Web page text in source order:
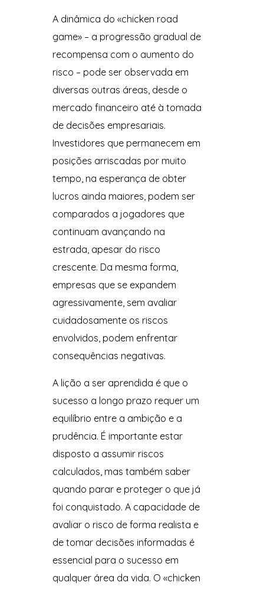
A dinâmica do «chicken road
game» – a progressão gradual de
recompensa com o aumento do
risco – pode ser observada em
diversas outras áreas, desde o
mercado financeiro até à tomada
de decisões empresariais.
Investidores que permanecem em
posições arriscadas por muito
tempo, na esperança de obter
lucros ainda maiores, podem ser
comparados a jogadores que
continuam avançando na
estrada, apesar do risco
crescente. Da mesma forma,
empresas que se expandem
agressivamente, sem avaliar
cuidadosamente os riscos
envolvidos, podem enfrentar
consequências negativas.
A lição a ser aprendida é que o
sucesso a longo prazo requer um
equilíbrio entre a ambição e a
prudência. É importante estar
disposto a assumir riscos
calculados, mas também saber
quando parar e proteger o que já
foi conquistado. A capacidade de
avaliar o risco de forma realista e
de tomar decisões informadas é
essencial para o sucesso em
qualquer área da vida. O «chicken